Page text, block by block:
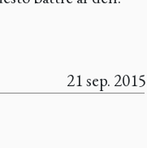
21 sep. 2015